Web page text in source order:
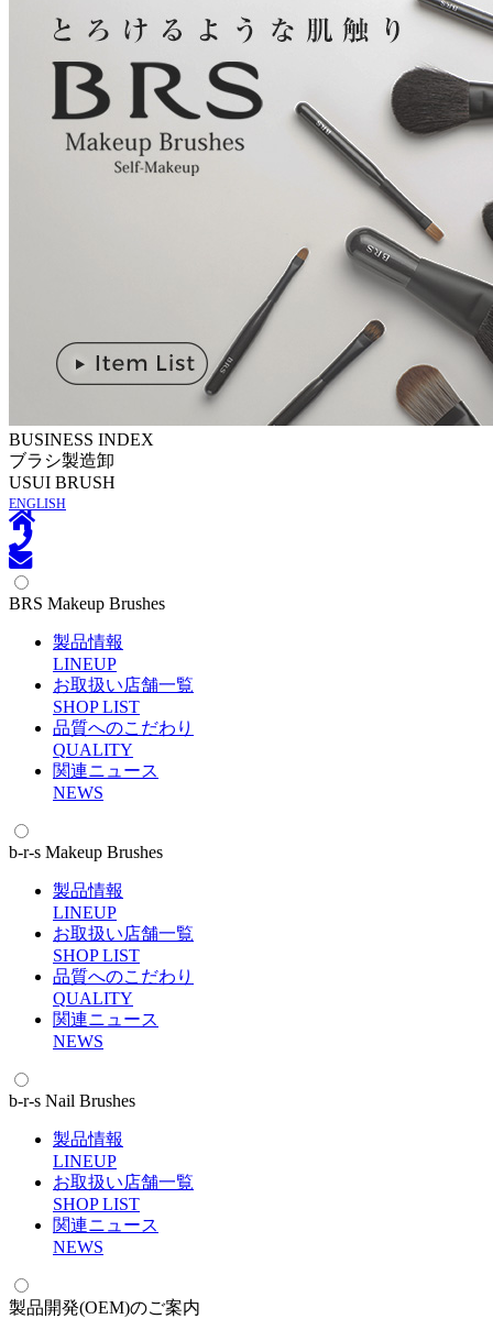
BUSINESS INDEX
ブラシ製造卸
USUI BRUSH
ENGLISH
BRS Makeup Brushes
製品情報
LINEUP
お取扱い店舗一覧
SHOP LIST
品質へのこだわり
QUALITY
関連ニュース
NEWS
b-r-s Makeup Brushes
製品情報
LINEUP
お取扱い店舗一覧
SHOP LIST
品質へのこだわり
QUALITY
関連ニュース
NEWS
b-r-s Nail Brushes
製品情報
LINEUP
お取扱い店舗一覧
SHOP LIST
関連ニュース
NEWS
製品開発(OEM)のご案内